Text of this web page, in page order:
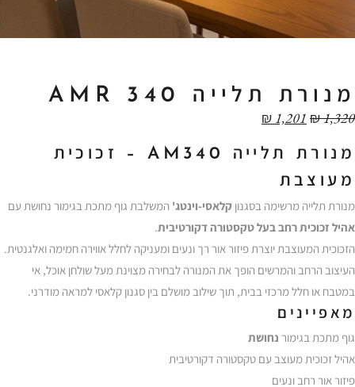
מנורת תלייה AMR 340
₪1,320
₪1,201
מנורת
תלייה AM340 –
זכוכית
מעוצבת
מנורת תלייה מרשימה בסגנון קלאסי-וינטג' המשלבת גוף מתכת בגימור נחושת עם
אהיל זכוכיתרחבבעלטקסטורהדקורטיבית.
הזכוכית המעוצבת יוצרת פיזור אור רך ונעים ומעניקה לחלל אווירה חמימה ואלגנטית.
העיצוב הרחב והמרשים הופך את המנורה לבחירה מצוינת מעלשולחן אוכל, אי
במטבח או חללמרכזי בבית, תוך שילוב מושלם בין סגנון קלאסי למראה מודרני.
מאפיינים
גוף מתכת בגימור נחושת
אהילזכוכית מעוצב עם טקסטורה דקורטיבית
פיזור אור רחב ונעים